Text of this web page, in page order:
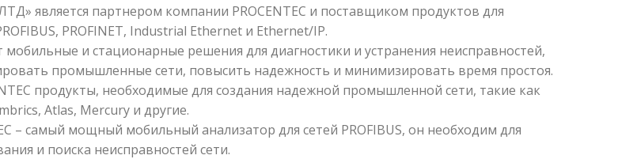
является партнером компании PROCENTEC и поставщиком продуктов для
PROFINET, Industrial Ethernet и Ethernet/IP.
мобильные и стационарные решения для диагностики и устранения неисправностей,
промышленные сети, повысить надежность и минимизировать время простоя.
продукты, необходимые для создания надежной промышленной сети, такие как
Atlas, Mercury и другие.
– самый мощный мобильный анализатор для сетей PROFIBUS, он необходим для
и поиска неисправностей сети.